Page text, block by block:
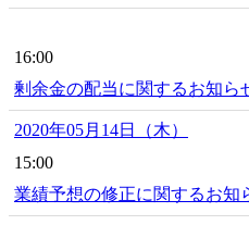
16:00
剰余金の配当に関するお知ら
2020年05月14日（木）
15:00
業績予想の修正に関するお知